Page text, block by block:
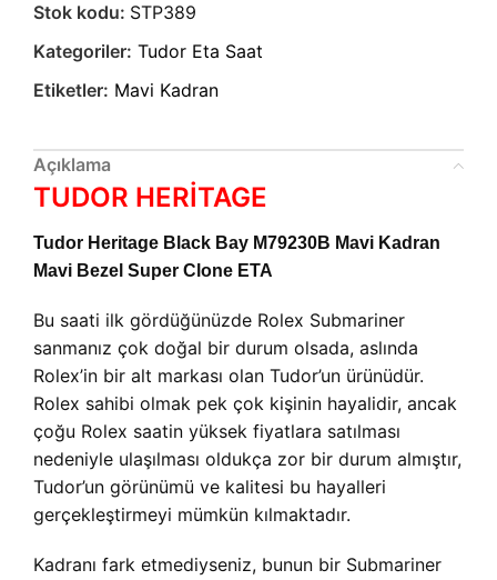
Stok kodu: STP389
Kategoriler: Tudor Eta Saat
Etiketler: Mavi Kadran
Açıklama
TUDOR HERİTAGE
Tudor Heritage Black Bay M79230B Mavi Kadran
Mavi Bezel Super Clone ETA
Bu saati ilk gördüğünüzde Rolex Submariner
sanmanız çok doğal bir durum olsada, aslında
Rolex’in bir alt markası olan Tudor’un ürünüdür.
Rolex sahibi olmak pek çok kişinin hayalidir, ancak
çoğu Rolex saatin yüksek fiyatlara satılması
nedeniyle ulaşılması oldukça zor bir durum almıştır,
Tudor’un görünümü ve kalitesi bu hayalleri
gerçekleştirmeyi mümkün kılmaktadır.
Kadranı fark etmediyseniz, bunun bir Submariner